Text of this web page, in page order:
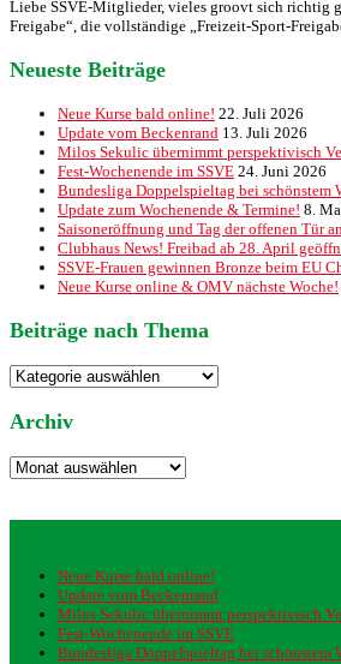
Liebe SSVE-Mitglieder, vieles groovt sich richtig
Freigabe“, die vollständige „Freizeit-Sport-
Neueste Beiträge
Neue Kurse bald online! 22. Juli 2026
Update vom Beckenrand 13. Juli 2026
Milos Sekulic übernimmt perspektivisch
Fest-Wochenende im SSVE 24. Juni 2026
Bundesliga Doppelspieltag bei schönstem
Update zum Wochenende & Termine! 8.
Saisoneröffnung und Tag der offenen Tür
Clubhaus News! Freibad ab 28. April
SSVE-Frauen gewinnen Bronze beim EU
Neue Kurse online & OMV nächste Woche!
Beiträge nach Thema
Beiträge
nach
Thema
Archiv
Archiv
Neue Kurse bald online!
Update vom Beckenrand
Milos Sekulic übernimmt perspektivisch
Fest-Wochenende im SSVE
Bundesliga Doppelspieltag bei schönstem